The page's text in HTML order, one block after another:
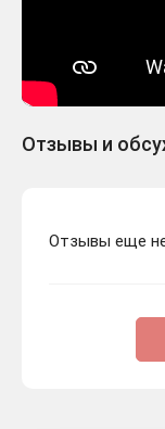
Отзывы и
Отзывы еще не